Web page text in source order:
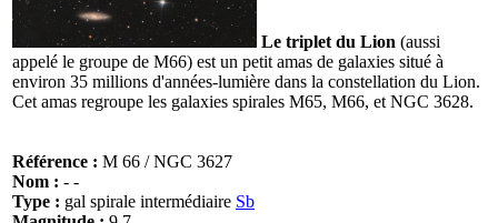
Le triplet du Lion (aussi
appelé le groupe de M66) est un petit amas de galaxies situé à
environ 35 millions d'années-lumière dans la constellation du Lion.
Cet amas regroupe les galaxies spirales M65, M66, et NGC 3628.
Référence : M 66 / NGC 3627
Nom : - -
Type : gal spirale intermédiaire Sb